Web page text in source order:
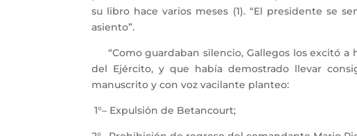
su libro hace varios meses (1). “El presidente se
asiento”.
“Como guardaban silencio, Gallegos los excitó a
del Ejército, y que había demostrado llevar
manuscrito y con voz vacilante planteo:
1°– Expulsión de Betancourt;